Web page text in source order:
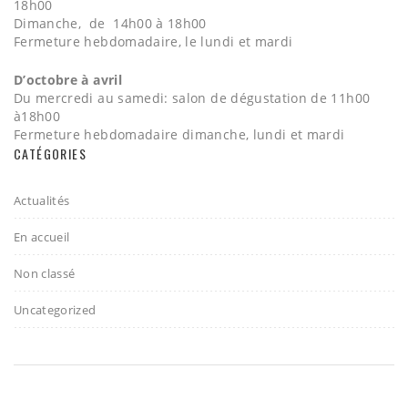
18h00
Dimanche, de 14h00 à 18h00
Fermeture hebdomadaire, le lundi et mardi
D’octobre à avril
Du mercredi au samedi: salon de dégustation de 11h00
à18h00
Fermeture hebdomadaire dimanche, lundi et mardi
CATÉGORIES
Actualités
En accueil
Non classé
Uncategorized